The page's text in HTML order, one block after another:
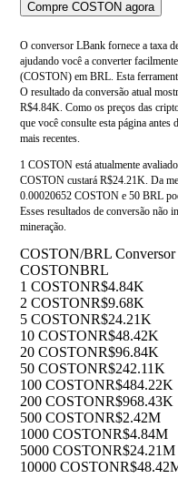
Compre COSTON agora
O conversor LBank fornece a taxa
ajudando você a converter
(COSTON) em BRL. Esta
O resultado da conversão atual
R$4.84K. Como os preços das
que você consulte esta página antes
mais recentes.
1 COSTON está atualmente
COSTON custará R$24.21K. Da
0.00020652 COSTON e 50 BRL
Esses resultados de conversão não
mineração.
COSTON/BRL Conversor
COSTONBRL
1 COSTONR$4.84K
2 COSTONR$9.68K
5 COSTONR$24.21K
10 COSTONR$48.42K
20 COSTONR$96.84K
50 COSTONR$242.11K
100 COSTONR$484.22K
200 COSTONR$968.43K
500 COSTONR$2.42M
1000 COSTONR$4.84M
5000 COSTONR$24.21M
10000 COSTON